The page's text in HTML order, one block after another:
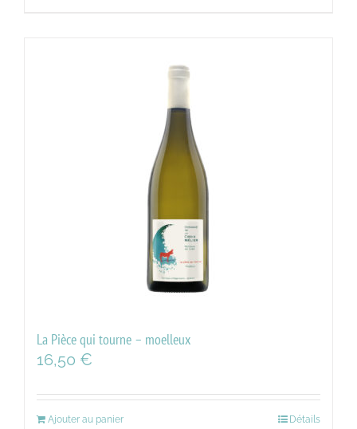
La Pièce qui tourne – moelleux
16,50 €
Ajouter au panier Détails